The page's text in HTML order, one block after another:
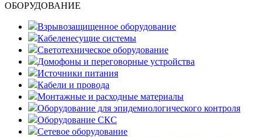
OБОРУДОВАНИЕ
Взрывозащищенное оборудование
Кабеленесущие системы
Светотехническое оборудование
Домофоны и переговорные устройства
Источники питания
Кабели и провода
Монтажные и расходные материалы
Оборудование для эпидемиологического контроля
Оборудование СКС
Сетевое оборудование